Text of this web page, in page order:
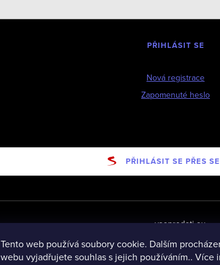
Tento web používá soubory cookie. Dalším
webu vyjadřujete souhlas s jejich používáním.. Více
PŘIHLÁSIT SE
Nová registrace
Zapomenuté heslo
PŘIHLÁSIT SE PŘES
vseprodeti-eu